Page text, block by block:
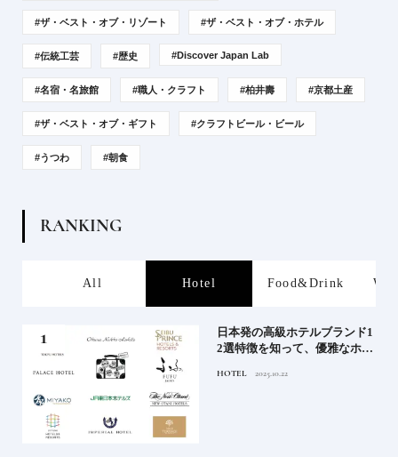
#ザ・ベスト・オブ・リゾート #ザ・ベスト・オブ・ホテル
#伝統工芸 #歴史 #Discover Japan Lab
#名宿・名旅館 #職人・クラフト #柏井壽 #京都土産
#ザ・ベスト・オブ・ギフト #クラフトビール・ビール
#うつわ #朝食
RANKING
All Hotel Food&Drink
日本発の高級ホテルブランド1
2選特徴を知って、優雅なホテ
ンド大解剖①
HOTEL 2025.10.22